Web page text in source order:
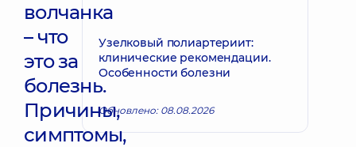
волчанка
– что
это за
болезнь.
Причины,
симптомы,
Узелковый полиартериит:
клинические рекомендации.
Особенности болезни
Обновлено: 08.08.2026